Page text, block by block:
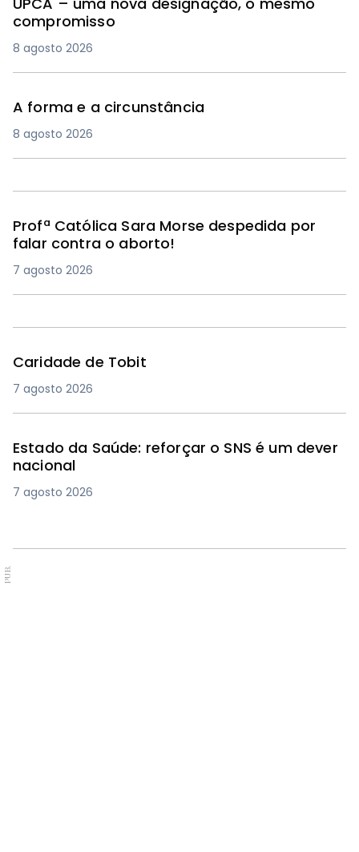
compromisso
8 agosto 2026
A forma e a circunstância
8 agosto 2026
Profª Católica Sara Morse despedida por
falar contra o aborto!
7 agosto 2026
Caridade de Tobit
7 agosto 2026
Estado da Saúde: reforçar o SNS é um dever
nacional
7 agosto 2026
PUB.